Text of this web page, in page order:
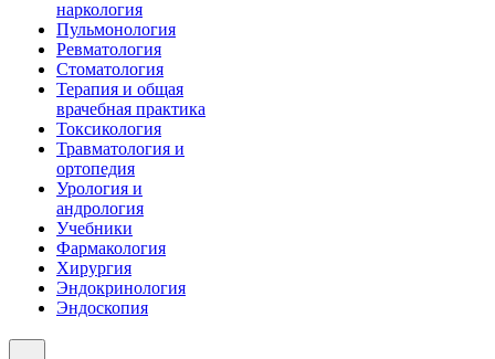
наркология
Пульмонология
Ревматология
Стоматология
Терапия и общая
врачебная практика
Токсикология
Травматология и
ортопедия
Урология и
андрология
Учебники
Фармакология
Хирургия
Эндокринология
Эндоскопия